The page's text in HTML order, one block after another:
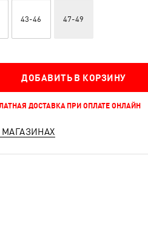
43-46 47-49
ДОБАВИТЬ В КОРЗИНУ
ДОСТАВКА ПРИ ОПЛАТЕ ОНЛАЙН